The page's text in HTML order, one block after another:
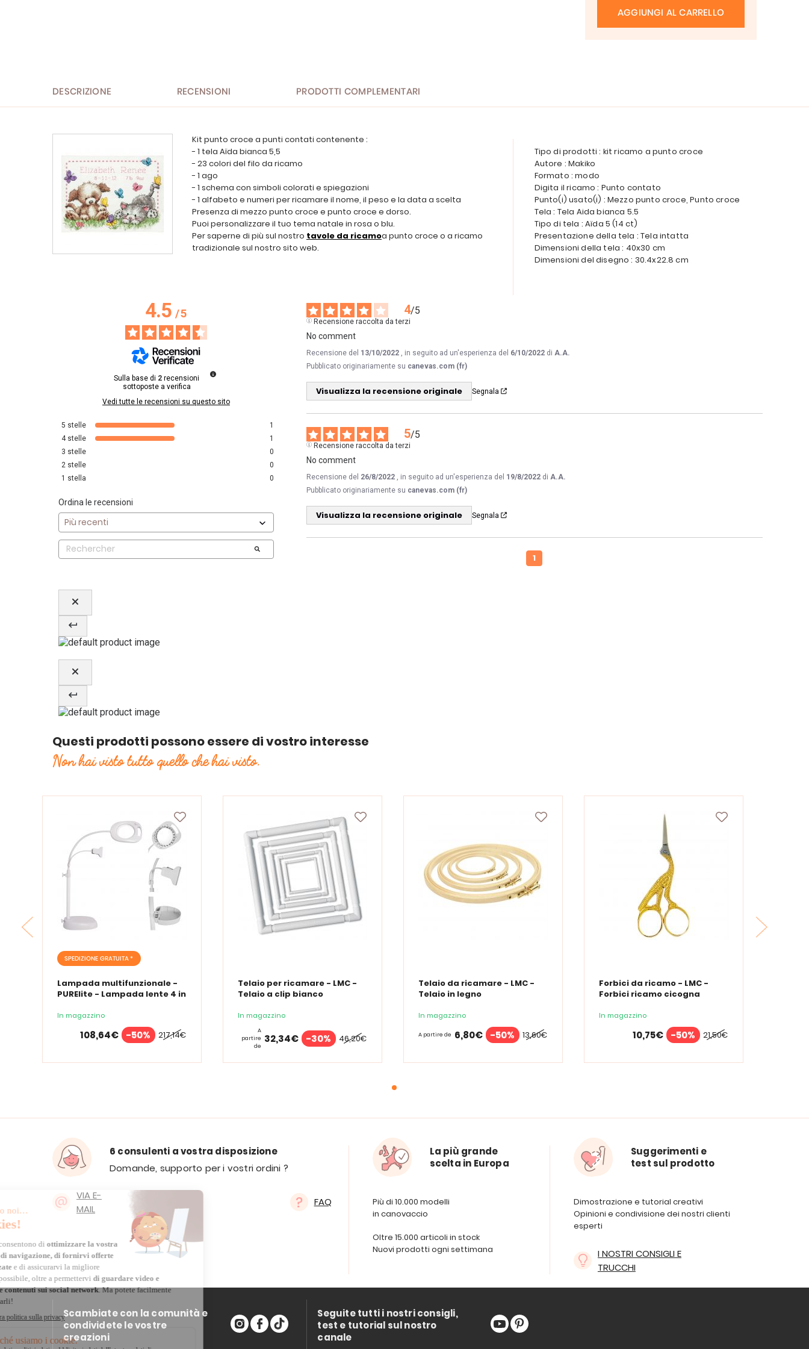
AGGIUNGI AL CARRELLO
DESCRIZIONE RECENSIONI PRODOTTI COMPLEMENTARI
Kit punto croce a punti contati contenente :
- 1 tela Aïda bianca 5,5
- 23 colori del filo da ricamo
- 1 ago
- 1 schema con simboli colorati e spiegazioni
- 1 alfabeto e numeri per ricamare il nome, il peso e la data a scelta
Presenza di mezzo punto croce e punto croce e dorso.
Puoi personalizzare il tuo tema natale in rosa o blu.
Per saperne di più sul nostro tavole da ricamoa punto croce o a ricamo
tradizionale sul nostro sito web.
Tipo di prodotti : kit ricamo a punto croce
Autore : Makiko
Formato : modo
Digita il ricamo : Punto contato
Punto(i) usato(i) : Mezzo punto croce, Punto croce
Tela : Tela Aida bianca 5.5
Tipo di tela : Aïda 5 (14 ct)
Presentazione della tela : Tela intatta
Dimensioni della tela : 40x30 cm
Dimensioni del disegno : 30.4x22.8 cm
4.5/5
Sulla base di 2 recensioni
sottoposte a verifica
Vedi tutte le recensioni su questo sito
5 stelle
1
4 stelle
1
3 stelle
0
2 stelle
0
1 stella 0
Ordina le recensioni
4/5
Recensione raccolta da terzi
No comment
Recensione del 13/10/2022 , in seguito ad un'esperienza del 6/10/2022 di A.A.
Pubblicato originariamente su canevas.com (fr)
Visualizza la recensione originale Segnala
5/5
Recensione raccolta da terzi
No comment
Recensione del 26/8/2022 , in seguito ad un'esperienza del 19/8/2022 di A.A.
Pubblicato originariamente su canevas.com (fr)
Visualizza la recensione originale Segnala
1
Questi prodotti possono essere di vostro interesse
Non hai visto tutto quello che hai visto.
SPEDIZIONE GRATUITA *
Lampada multifunzionale -
PURElite - Lampada lente 4 in
In magazzino
217,14€
108,64€ -50%
Telaio per ricamare - LMC -
Telaio a clip bianco
In magazzino
46,20€
A
partire
de
32,34€ -30%
Telaio da ricamare - LMC -
Telaio in legno
In magazzino
13,60€
A partire de 6,80€ -50%
Forbici da ricamo - LMC -
Forbici ricamo cicogna
In magazzino
21,50€
10,75€ -50%
6 consulenti a vostra disposizione
Domande, supporto per i vostri ordini ?
VIA E-
MAIL
FAQ
La più grande
scelta in Europa
Più di 10.000 modelli
in canovaccio
Oltre 15.000 articoli in stock
Nuovi prodotti ogni settimana
Suggerimenti e
test sul prodotto
Dimostrazione e tutorial creativi
Opinioni e condivisione dei nostri clienti
esperti
I NOSTRI CONSIGLI E
TRUCCHI
Scambiate con la comunità e
condividete le vostre
creazioni
Seguite tutti i nostri consigli,
test e tutorial sul nostro
canale